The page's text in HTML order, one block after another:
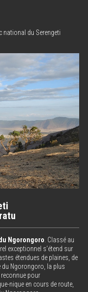
national du Serengeti
Ngorongoro . Classé au
exceptionnel s’étend sur
étendues de plaines, de
du Ngorongoro, la plus
pour
nique en cours de route,